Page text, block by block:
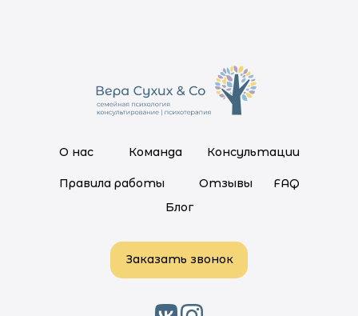
О нас Консультации
Правила работы Отзывы FAQ
Заказать звонок
Блог
Команда